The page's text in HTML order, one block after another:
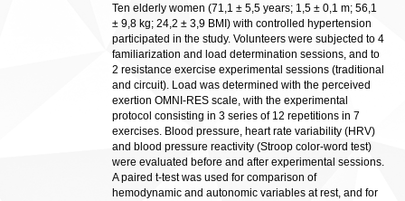
Ten elderly women (71,1 ± 5,5 years; 1,5 ± 0,1 m; 56,1
± 9,8 kg; 24,2 ± 3,9 BMI) with controlled hypertension
participated in the study. Volunteers were subjected to 4
familiarization and load determination sessions, and to
2 resistance exercise experimental sessions (traditional
and circuit). Load was determined with the perceived
exertion OMNI-RES scale, with the experimental
protocol consisting in 3 series of 12 repetitions in 7
exercises. Blood pressure, heart rate variability (HRV)
and blood pressure reactivity (Stroop color-word test)
were evaluated before and after experimental sessions.
A paired t-test was used for comparison of
hemodynamic and autonomic variables at rest, and for